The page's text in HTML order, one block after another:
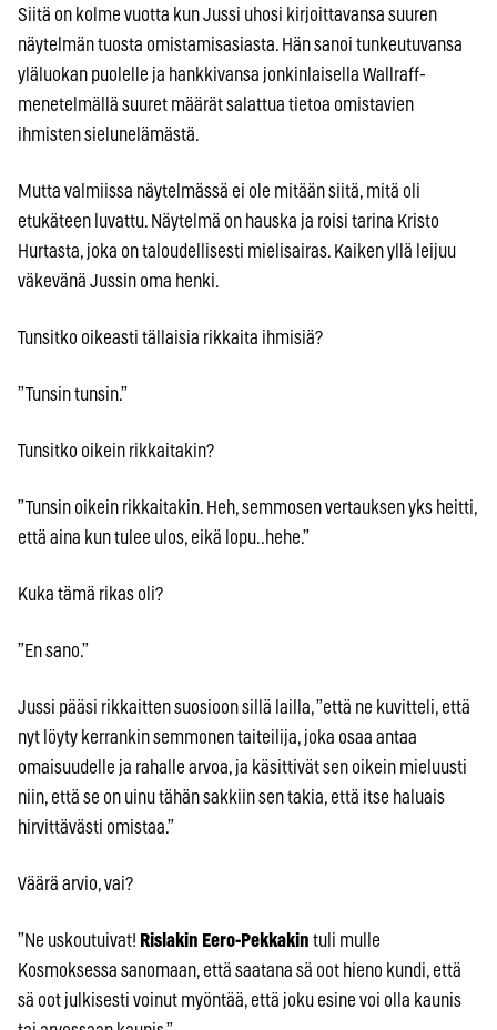
Siitä on kolme vuotta kun Jussi uhosi kirjoittavansa suuren
näytelmän tuosta omistamisasiasta. Hän sanoi tunkeutuvansa
yläluokan puolelle ja hankkivansa jonkinlaisella Wallraff-
menetelmällä suuret määrät salattua tietoa omistavien
ihmisten sielunelämästä.
Mutta valmiissa näytelmässä ei ole mitään siitä, mitä oli
etukäteen luvattu. Näytelmä on hauska ja roisi tarina Kristo
Hurtasta, joka on taloudellisesti mielisairas. Kaiken yllä leijuu
väkevänä Jussin oma henki.
Tunsitko oikeasti tällaisia rikkaita ihmisiä?
”Tunsin tunsin.”
Tunsitko oikein rikkaitakin?
”Tunsin oikein rikkaitakin. Heh, semmosen vertauksen yks heitti,
että aina kun tulee ulos, eikä lopu..hehe.”
Kuka tämä rikas oli?
”En sano.”
Jussi pääsi rikkaitten suosioon sillä lailla, ”että ne kuvitteli, että
nyt löyty kerrankin semmonen taiteilija, joka osaa antaa
omaisuudelle ja rahalle arvoa, ja käsittivät sen oikein mieluusti
niin, että se on uinu tähän sakkiin sen takia, että itse haluais
hirvittävästi omistaa.”
Väärä arvio, vai?
”Ne uskoutuivat! Rislakin Eero-Pekkakin tuli mulle
Kosmoksessa sanomaan, että saatana sä oot hieno kundi, että
sä oot julkisesti voinut myöntää, että joku esine voi olla kaunis